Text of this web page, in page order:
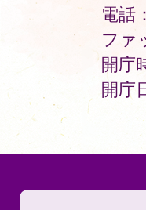
電話
ファ
開庁
開庁